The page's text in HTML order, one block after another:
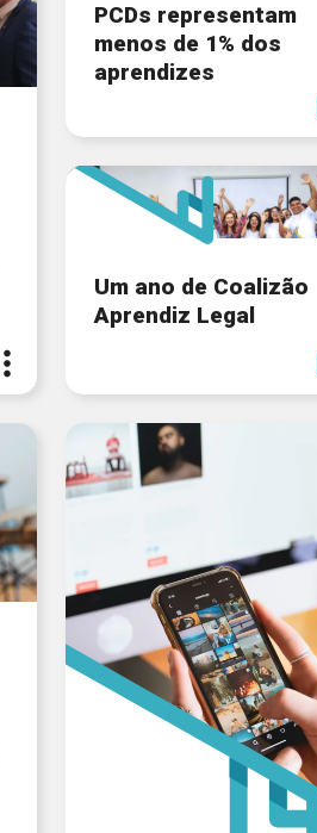
PCDs representam
menos de 1% dos
aprendizes
Um ano de Coalizão
Aprendiz Legal